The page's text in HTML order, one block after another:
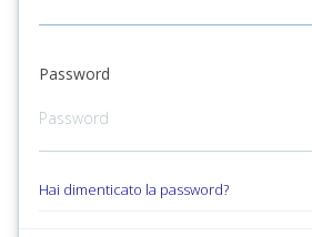
Password
Hai dimenticato la password?